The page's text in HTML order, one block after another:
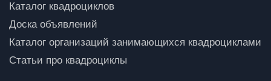
Каталог квадроциклов
Доска объявлений
Каталог организаций занимающихся квадроциклами
Статьи про квадроциклы